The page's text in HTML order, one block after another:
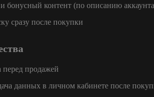
бонусный контент (по описанию
сразу после покупки
перед продажей
данных в личном кабинете после